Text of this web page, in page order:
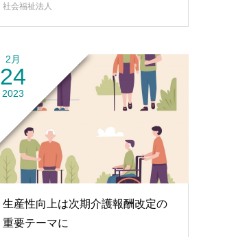
社会福祉法人
2月
24
2023
生産性向上は次期介護報酬改定の
重要テーマに